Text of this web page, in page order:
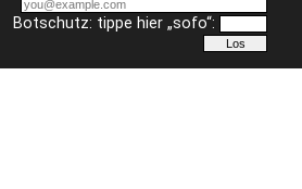
Botschutz: tippe hier „sofo“: